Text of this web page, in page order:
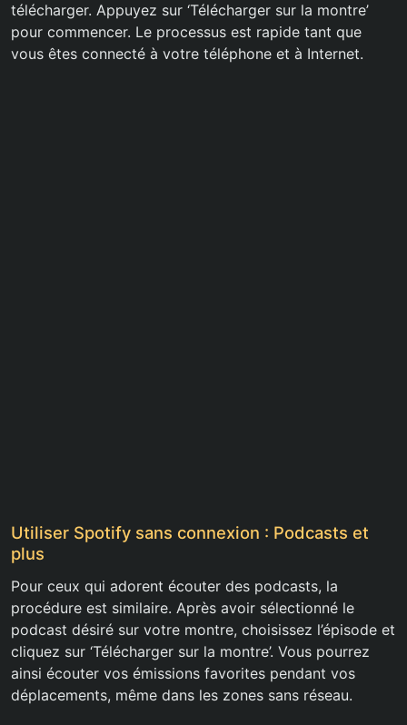
télécharger. Appuyez sur ‘Télécharger sur la montre’
pour commencer. Le processus est rapide tant que
vous êtes connecté à votre téléphone et à Internet.
Utiliser Spotify sans connexion : Podcasts et
plus
Pour ceux qui adorent écouter des podcasts, la
procédure est similaire. Après avoir sélectionné le
podcast désiré sur votre montre, choisissez l’épisode et
cliquez sur ‘Télécharger sur la montre’. Vous pourrez
ainsi écouter vos émissions favorites pendant vos
déplacements, même dans les zones sans réseau.